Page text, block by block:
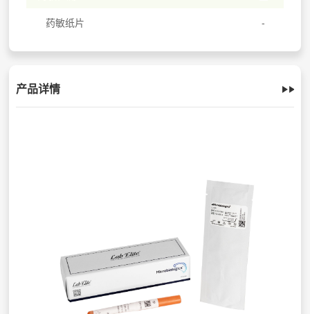
药敏纸片
产品详情